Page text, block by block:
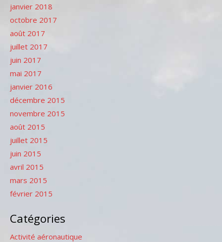
janvier 2018
octobre 2017
août 2017
juillet 2017
juin 2017
mai 2017
janvier 2016
décembre 2015
novembre 2015
août 2015
juillet 2015
juin 2015
avril 2015
mars 2015
février 2015
Catégories
Activité aéronautique